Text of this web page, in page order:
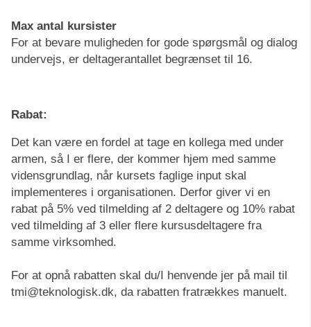
Max antal kursister
For at bevare muligheden for gode spørgsmål og dialog
undervejs, er deltagerantallet begrænset til 16.
Rabat:
Det kan være en fordel at tage en kollega med under
armen, så I er flere, der kommer hjem med samme
vidensgrundlag, når kursets faglige input skal
implementeres i organisationen. Derfor giver vi en
rabat på 5% ved tilmelding af 2 deltagere og 10% rabat
ved tilmelding af 3 eller flere kursusdeltagere fra
samme virksomhed.
For at opnå rabatten skal du/I henvende jer på mail til
tmi@teknologisk.dk, da rabatten fratrækkes manuelt.